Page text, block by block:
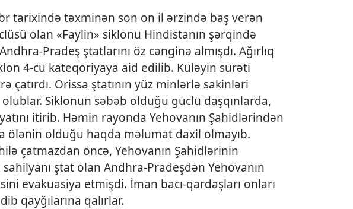
tarixində təxminən son on il ərzində baş verən
olan «Faylin» siklonu Hindistanın şərqində
Pradeş ştatlarını öz cənginə almışdı. Ağırlıq
4-cü kateqoriyaya aid edilib. Küləyin sürəti
çatırdı. Orissa ştatının yüz minlərlə sakinləri
Siklonun səbəb olduğu güclü daşqınlarda,
itirib. Həmin rayonda Yehovanın Şahidlərindən
ölənin olduğu haqda məlumat daxil olmayıb.
çatmazdan öncə, Yehovanın Şahidlərinin
sahilyanı ştat olan Andhra-Pradeşdən Yehovanın
evakuasiya etmişdi. İman bacı-qardaşları onları
qayğılarına qalırlar.